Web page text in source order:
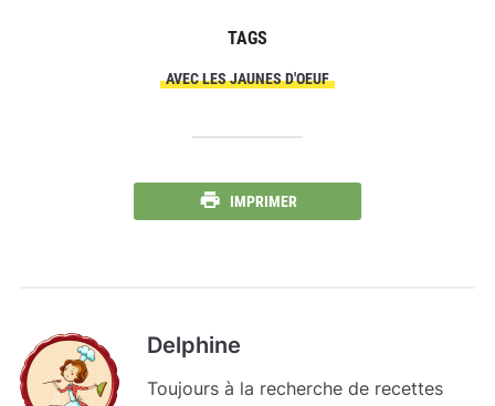
TAGS
AVEC LES JAUNES D'OEUF
IMPRIMER
Delphine
Toujours à la recherche de recettes